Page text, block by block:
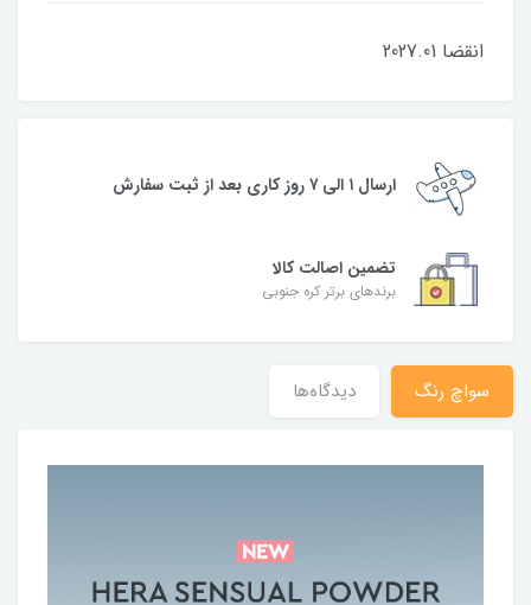
انقضا 2027.01
ارسال ۱ الی ۷ روز کاری بعد از ثبت سفارش
تضمین اصالت کالا
برندهای برتر کره جنوبی
سواچ رنگ دیدگاه‌ها